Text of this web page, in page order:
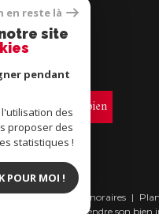
COMPLETS.
Bien vendre son bien
Traduction
Nos honoraires
Bien vendre son
en reste là
site
pendant
des
proposer des
statistiques !
POUR MOI !